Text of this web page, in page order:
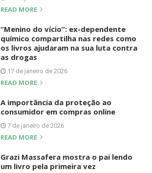
READ MORE
“Menino do vício”: ex-dependente
químico compartilha nas redes como
os livros ajudaram na sua luta contra
as drogas
17 de janeiro de 2026
READ MORE
A importância da proteção ao
consumidor em compras online
7 de janeiro de 2026
READ MORE
Grazi Massafera mostra o pai lendo
um livro pela primeira vez